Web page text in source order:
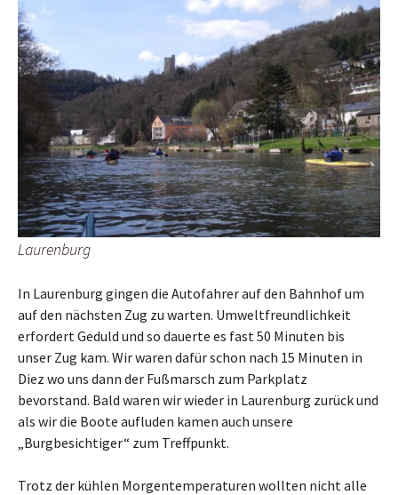
Laurenburg
In Laurenburg gingen die Autofahrer auf den Bahnhof um
auf den nächsten Zug zu warten. Umweltfreundlichkeit
erfordert Geduld und so dauerte es fast 50 Minuten bis
unser Zug kam. Wir waren dafür schon nach 15 Minuten in
Diez wo uns dann der Fußmarsch zum Parkplatz
bevorstand. Bald waren wir wieder in Laurenburg zurück und
als wir die Boote aufluden kamen auch unsere
„Burgbesichtiger“ zum Treffpunkt.
Trotz der kühlen Morgentemperaturen wollten nicht alle